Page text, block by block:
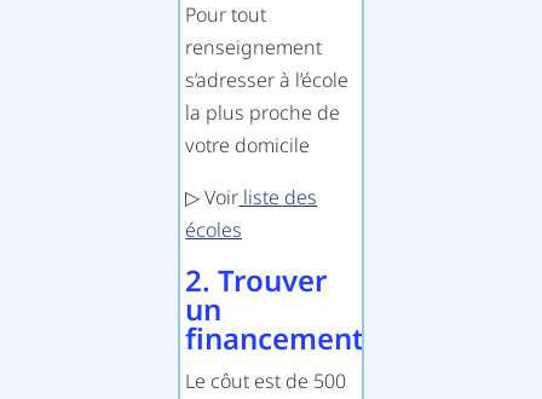
Pour tout
renseignement
s’adresser à l’école
la plus proche de
votre domicile
▷ Voir liste des
écoles
2. Trouver
un
financement
Le côut est de 500